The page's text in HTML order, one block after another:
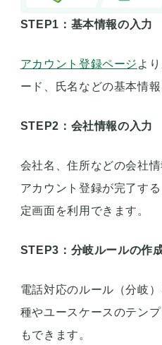
STEP1：基本情報の入力
アカウント登録ページ よ
ード、氏名などの基本情
STEP2：会社情報の入力
会社名、住所などの会社
アカウント登録が完了す
定画面を利用できます。
STEP3：分岐ルールの作
電話対応のルール（分岐
種やユースケースのテン
もできます。